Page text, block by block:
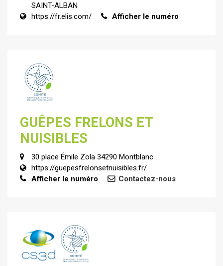
SAINT-ALBAN
https://fr.elis.com/
Afficher le numéro
GUÊPES FRELONS ET
NUISIBLES
30 place Émile Zola 34290 Montblanc
https://guepesfrelonsetnuisibles.fr/
Afficher le numéro
Contactez-nous